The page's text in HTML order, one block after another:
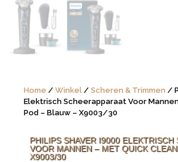
Home / Winkel / Scheren & Trimmen /
Elektrisch Scheerapparaat Voor
Pod – Blauw – X9003/30
PHILIPS SHAVER I9000 ELEKTRISCH
VOOR MANNEN – MET QUICK
X9003/30